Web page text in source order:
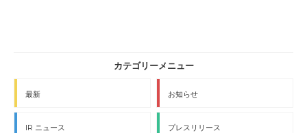
最新 お知らせ
IR ニュース プレスリリース